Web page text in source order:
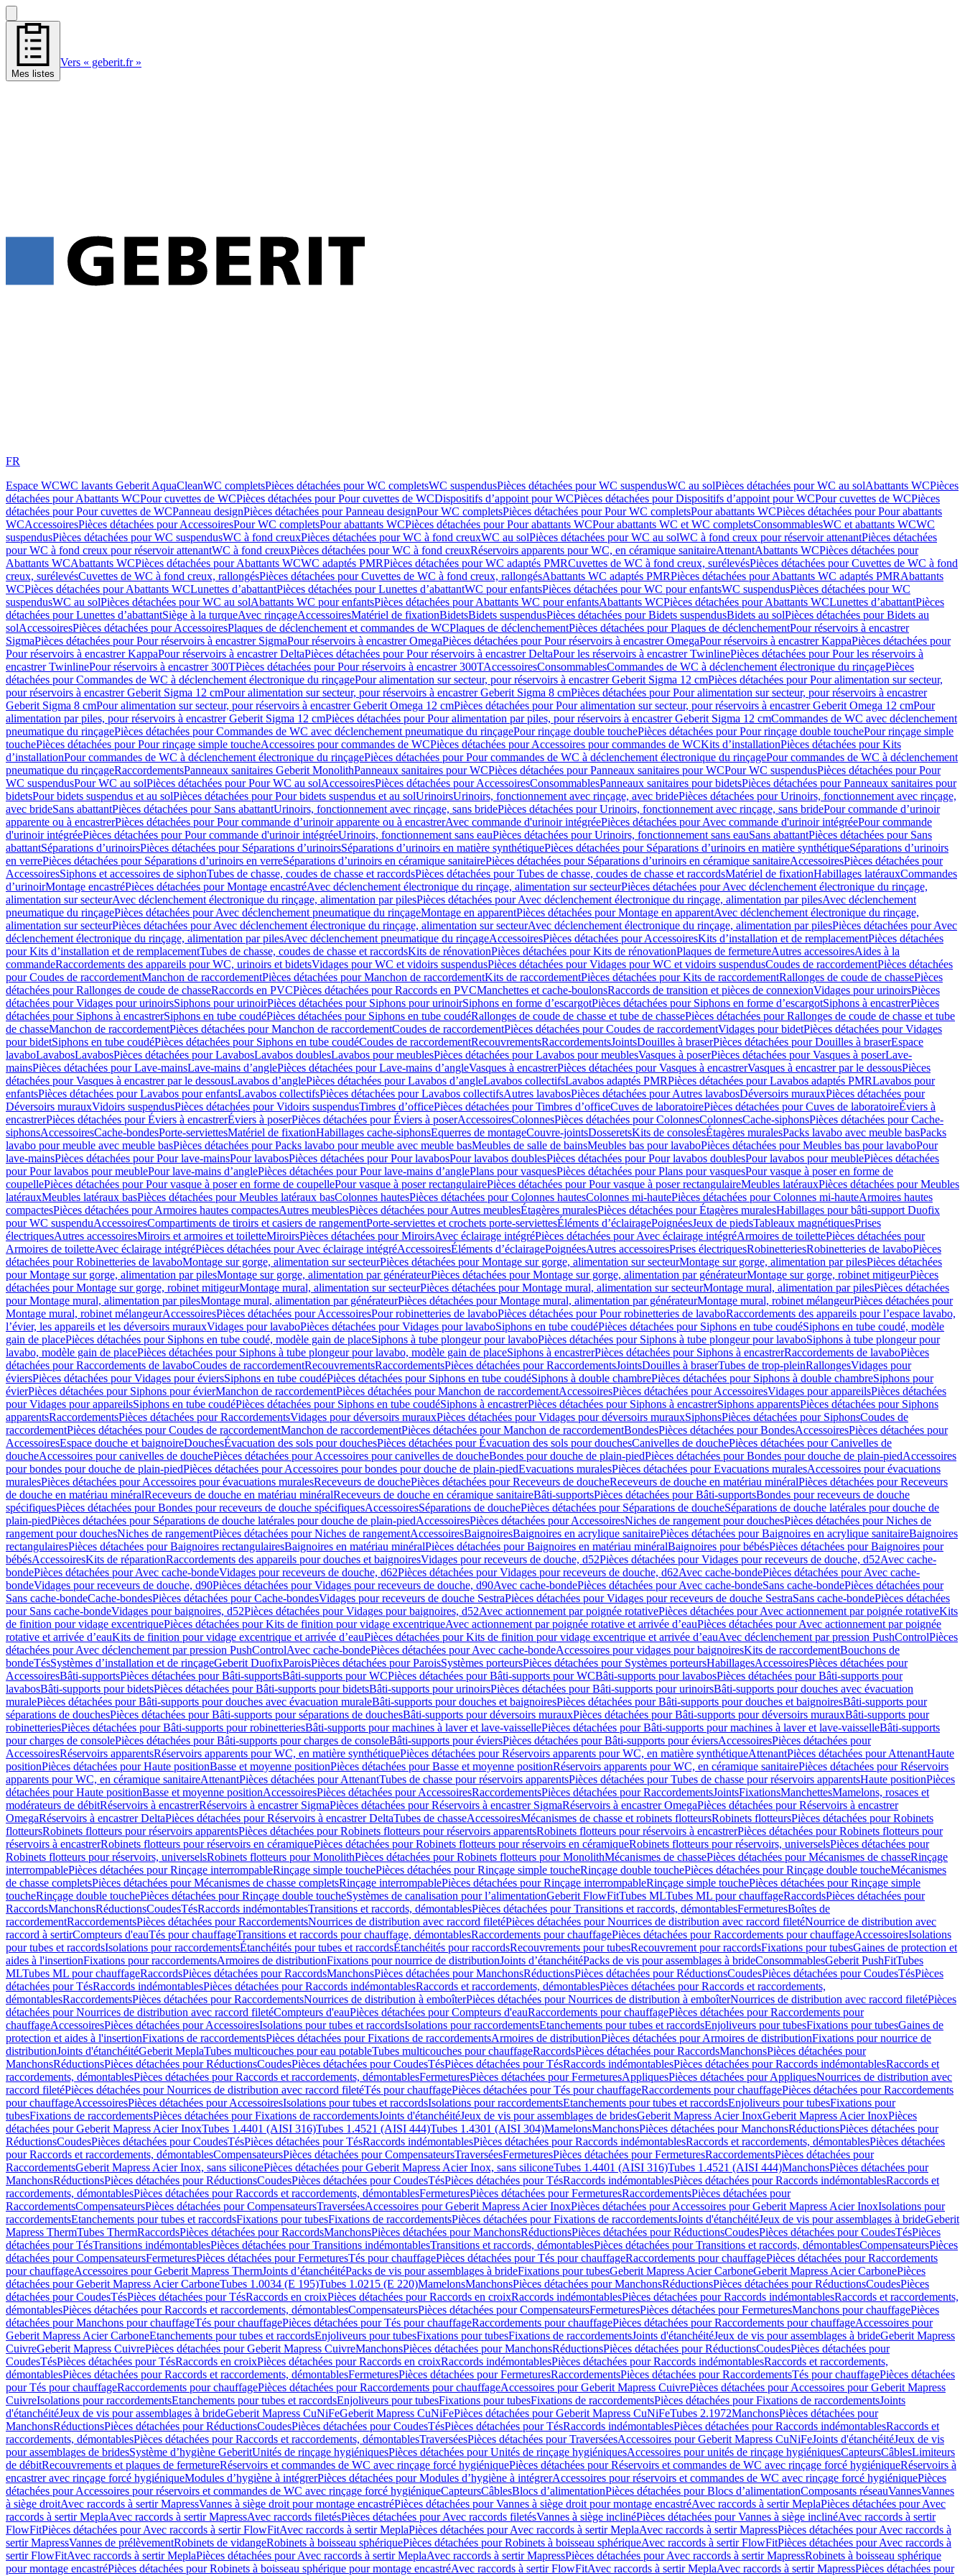
Mes listes
Vers « geberit.fr »
FR
Espace WCWC lavants Geberit AquaCleanWC completsPièces détachées pour WC completsWC suspendusPièces détachées pour WC suspendusWC au solPièces détachées pour WC au solAbattants WCPièces
détachées pour Abattants WCPour cuvettes de WCPièces détachées pour Pour cuvettes de WCDispositifs d’appoint pour WCPièces détachées pour Dispositifs d’appoint pour WCPour cuvettes de WCPièces
détachées pour Pour cuvettes de WCPanneau designPièces détachées pour Panneau designPour WC completsPièces détachées pour Pour WC completsPour abattants WCPièces détachées pour Pour abattants
WCAccessoiresPièces détachées pour AccessoiresPour WC completsPour abattants WCPièces détachées pour Pour abattants WCPour abattants WC et WC completsConsommablesWC et abattants WCWC
suspendusPièces détachées pour WC suspendusWC à fond creuxPièces détachées pour WC à fond creuxWC au solPièces détachées pour WC au solWC à fond creux pour réservoir attenantPièces détachées
pour WC à fond creux pour réservoir attenantWC à fond creuxPièces détachées pour WC à fond creuxRéservoirs apparents pour WC, en céramique sanitaireAttenantAbattants WCPièces détachées pour
Abattants WCAbattants WCPièces détachées pour Abattants WCWC adaptés PMRPièces détachées pour WC adaptés PMRCuvettes de WC à fond creux, surélevésPièces détachées pour Cuvettes de WC à fond
creux, surélevésCuvettes de WC à fond creux, rallongésPièces détachées pour Cuvettes de WC à fond creux, rallongésAbattants WC adaptés PMRPièces détachées pour Abattants WC adaptés PMRAbattants
WCPièces détachées pour Abattants WCLunettes d’abattantPièces détachées pour Lunettes d’abattantWC pour enfantsPièces détachées pour WC pour enfantsWC suspendusPièces détachées pour WC
suspendusWC au solPièces détachées pour WC au solAbattants WC pour enfantsPièces détachées pour Abattants WC pour enfantsAbattants WCPièces détachées pour Abattants WCLunettes d’abattantPièces
détachées pour Lunettes d’abattantSiège à la turqueAvec rinçageAccessoiresMatériel de fixationBidetsBidets suspendusPièces détachées pour Bidets suspendusBidets au solPièces détachées pour Bidets au
solAccessoiresPièces détachées pour AccessoiresPlaques de déclenchement et commandes de WCPlaques de déclenchementPièces détachées pour Plaques de déclenchementPour réservoirs à encastrer
SigmaPièces détachées pour Pour réservoirs à encastrer SigmaPour réservoirs à encastrer OmegaPièces détachées pour Pour réservoirs à encastrer OmegaPour réservoirs à encastrer KappaPièces détachées pour
Pour réservoirs à encastrer KappaPour réservoirs à encastrer DeltaPièces détachées pour Pour réservoirs à encastrer DeltaPour les réservoirs à encastrer TwinlinePièces détachées pour Pour les réservoirs à
encastrer TwinlinePour réservoirs à encastrer 300TPièces détachées pour Pour réservoirs à encastrer 300TAccessoiresConsommablesCommandes de WC à déclenchement électronique du rinçagePièces
détachées pour Commandes de WC à déclenchement électronique du rinçagePour alimentation sur secteur, pour réservoirs à encastrer Geberit Sigma 12 cmPièces détachées pour Pour alimentation sur secteur,
pour réservoirs à encastrer Geberit Sigma 12 cmPour alimentation sur secteur, pour réservoirs à encastrer Geberit Sigma 8 cmPièces détachées pour Pour alimentation sur secteur, pour réservoirs à encastrer
Geberit Sigma 8 cmPour alimentation sur secteur, pour réservoirs à encastrer Geberit Omega 12 cmPièces détachées pour Pour alimentation sur secteur, pour réservoirs à encastrer Geberit Omega 12 cmPour
alimentation par piles, pour réservoirs à encastrer Geberit Sigma 12 cmPièces détachées pour Pour alimentation par piles, pour réservoirs à encastrer Geberit Sigma 12 cmCommandes de WC avec déclenchement
pneumatique du rinçagePièces détachées pour Commandes de WC avec déclenchement pneumatique du rinçagePour rinçage double touchePièces détachées pour Pour rinçage double touchePour rinçage simple
touchePièces détachées pour Pour rinçage simple toucheAccessoires pour commandes de WCPièces détachées pour Accessoires pour commandes de WCKits d’installationPièces détachées pour Kits
d’installationPour commandes de WC à déclenchement électronique du rinçagePièces détachées pour Pour commandes de WC à déclenchement électronique du rinçagePour commandes de WC à déclenchement
pneumatique du rinçageRaccordementsPanneaux sanitaires Geberit MonolithPanneaux sanitaires pour WCPièces détachées pour Panneaux sanitaires pour WCPour WC suspendusPièces détachées pour Pour
WC suspendusPour WC au solPièces détachées pour Pour WC au solAccessoiresPièces détachées pour AccessoiresConsommablesPanneaux sanitaires pour bidetsPièces détachées pour Panneaux sanitaires pour
bidetsPour bidets suspendus et au solPièces détachées pour Pour bidets suspendus et au solUrinoirsUrinoirs, fonctionnement avec rinçage, avec bridePièces détachées pour Urinoirs, fonctionnement avec rinçage,
avec brideSans abattantPièces détachées pour Sans abattantUrinoirs, fonctionnement avec rinçage, sans bridePièces détachées pour Urinoirs, fonctionnement avec rinçage, sans bridePour commande d’urinoir
apparente ou à encastrerPièces détachées pour Pour commande d’urinoir apparente ou à encastrerAvec commande d'urinoir intégréePièces détachées pour Avec commande d'urinoir intégréePour commande
d'urinoir intégréePièces détachées pour Pour commande d'urinoir intégréeUrinoirs, fonctionnement sans eauPièces détachées pour Urinoirs, fonctionnement sans eauSans abattantPièces détachées pour Sans
abattantSéparations d’urinoirsPièces détachées pour Séparations d’urinoirsSéparations d’urinoirs en matière synthétiquePièces détachées pour Séparations d’urinoirs en matière synthétiqueSéparations d’urinoirs
en verrePièces détachées pour Séparations d’urinoirs en verreSéparations d’urinoirs en céramique sanitairePièces détachées pour Séparations d’urinoirs en céramique sanitaireAccessoiresPièces détachées pour
AccessoiresSiphons et accessoires de siphonTubes de chasse, coudes de chasse et raccordsPièces détachées pour Tubes de chasse, coudes de chasse et raccordsMatériel de fixationHabillages latérauxCommandes
dʼurinoirMontage encastréPièces détachées pour Montage encastréAvec déclenchement électronique du rinçage, alimentation sur secteurPièces détachées pour Avec déclenchement électronique du rinçage,
alimentation sur secteurAvec déclenchement électronique du rinçage, alimentation par pilesPièces détachées pour Avec déclenchement électronique du rinçage, alimentation par pilesAvec déclenchement
pneumatique du rinçagePièces détachées pour Avec déclenchement pneumatique du rinçageMontage en apparentPièces détachées pour Montage en apparentAvec déclenchement électronique du rinçage,
alimentation sur secteurPièces détachées pour Avec déclenchement électronique du rinçage, alimentation sur secteurAvec déclenchement électronique du rinçage, alimentation par pilesPièces détachées pour Avec
déclenchement électronique du rinçage, alimentation par pilesAvec déclenchement pneumatique du rinçageAccessoiresPièces détachées pour AccessoiresKits d’installation et de remplacementPièces détachées
pour Kits d’installation et de remplacementTubes de chasse, coudes de chasse et raccordsKits de rénovationPièces détachées pour Kits de rénovationPlaques de fermetureAutres accessoiresAides à la
commandeRaccordements des appareils pour WC, urinoirs et bidetsVidages pour WC et vidoirs suspendusPièces détachées pour Vidages pour WC et vidoirs suspendusCoudes de raccordementPièces détachées
pour Coudes de raccordementManchon de raccordementPièces détachées pour Manchon de raccordementKits de raccordementPièces détachées pour Kits de raccordementRallonges de coude de chassePièces
détachées pour Rallonges de coude de chasseRaccords en PVCPièces détachées pour Raccords en PVCManchettes et cache-boulonsRaccords de transition et pièces de connexionVidages pour urinoirsPièces
détachées pour Vidages pour urinoirsSiphons pour urinoirPièces détachées pour Siphons pour urinoirSiphons en forme d’escargotPièces détachées pour Siphons en forme d’escargotSiphons à encastrerPièces
détachées pour Siphons à encastrerSiphons en tube coudéPièces détachées pour Siphons en tube coudéRallonges de coude de chasse et tube de chassePièces détachées pour Rallonges de coude de chasse et tube
de chasseManchon de raccordementPièces détachées pour Manchon de raccordementCoudes de raccordementPièces détachées pour Coudes de raccordementVidages pour bidetPièces détachées pour Vidages
pour bidetSiphons en tube coudéPièces détachées pour Siphons en tube coudéCoudes de raccordementRecouvrementsRaccordementsJointsDouilles à braserPièces détachées pour Douilles à braserEspace
lavaboLavabosLavabosPièces détachées pour LavabosLavabos doublesLavabos pour meublesPièces détachées pour Lavabos pour meublesVasques à poserPièces détachées pour Vasques à poserLave-
mainsPièces détachées pour Lave-mainsLave-mains d’anglePièces détachées pour Lave-mains d’angleVasques à encastrerPièces détachées pour Vasques à encastrerVasques à encastrer par le dessousPièces
détachées pour Vasques à encastrer par le dessousLavabos d’anglePièces détachées pour Lavabos d’angleLavabos collectifsLavabos adaptés PMRPièces détachées pour Lavabos adaptés PMRLavabos pour
enfantsPièces détachées pour Lavabos pour enfantsLavabos collectifsPièces détachées pour Lavabos collectifsAutres lavabosPièces détachées pour Autres lavabosDéversoirs murauxPièces détachées pour
Déversoirs murauxVidoirs suspendusPièces détachées pour Vidoirs suspendusTimbres dʼofficePièces détachées pour Timbres dʼofficeCuves de laboratoirePièces détachées pour Cuves de laboratoireÉviers à
encastrerPièces détachées pour Éviers à encastrerÉviers à poserPièces détachées pour Éviers à poserAccessoiresColonnesPièces détachées pour ColonnesColonnesCache-siphonsPièces détachées pour Cache-
siphonsAccessoiresCache-bondesPorte-serviettesMatériel de fixationHabillages cache-siphonsEquerres de montageCouvre-jointsDosseretsKits de consolesÉtagères muralesPacks lavabo avec meuble basPacks
lavabo pour meuble avec meuble basPièces détachées pour Packs lavabo pour meuble avec meuble basMeubles de salle de bainsMeubles bas pour lavaboPièces détachées pour Meubles bas pour lavaboPour
lave-mainsPièces détachées pour Pour lave-mainsPour lavabosPièces détachées pour Pour lavabosPour lavabos doublesPièces détachées pour Pour lavabos doublesPour lavabos pour meublePièces détachées
pour Pour lavabos pour meublePour lave-mains d’anglePièces détachées pour Pour lave-mains d’anglePlans pour vasquesPièces détachées pour Plans pour vasquesPour vasque à poser en forme de
coupellePièces détachées pour Pour vasque à poser en forme de coupellePour vasque à poser rectangulairePièces détachées pour Pour vasque à poser rectangulaireMeubles latérauxPièces détachées pour Meubles
latérauxMeubles latéraux basPièces détachées pour Meubles latéraux basColonnes hautesPièces détachées pour Colonnes hautesColonnes mi-hautePièces détachées pour Colonnes mi-hauteArmoires hautes
compactesPièces détachées pour Armoires hautes compactesAutres meublesPièces détachées pour Autres meublesÉtagères muralesPièces détachées pour Étagères muralesHabillages pour bâti-support Duofix
pour WC suspenduAccessoiresCompartiments de tiroirs et casiers de rangementPorte-serviettes et crochets porte-serviettesÉléments d’éclairagePoignéesJeux de piedsTableaux magnétiquesPrises
électriquesAutres accessoiresMiroirs et armoires et toiletteMiroirsPièces détachées pour MiroirsAvec éclairage intégréPièces détachées pour Avec éclairage intégréArmoires de toilettePièces détachées pour
Armoires de toiletteAvec éclairage intégréPièces détachées pour Avec éclairage intégréAccessoiresÉléments d’éclairagePoignéesAutres accessoiresPrises électriquesRobinetteriesRobinetteries de lavaboPièces
détachées pour Robinetteries de lavaboMontage sur gorge, alimentation sur secteurPièces détachées pour Montage sur gorge, alimentation sur secteurMontage sur gorge, alimentation par pilesPièces détachées
pour Montage sur gorge, alimentation par pilesMontage sur gorge, alimentation par générateurPièces détachées pour Montage sur gorge, alimentation par générateurMontage sur gorge, robinet mitigeurPièces
détachées pour Montage sur gorge, robinet mitigeurMontage mural, alimentation sur secteurPièces détachées pour Montage mural, alimentation sur secteurMontage mural, alimentation par pilesPièces détachées
pour Montage mural, alimentation par pilesMontage mural, alimentation par générateurPièces détachées pour Montage mural, alimentation par générateurMontage mural, robinet mélangeurPièces détachées pour
Montage mural, robinet mélangeurAccessoiresPièces détachées pour AccessoiresPour robinetteries de lavaboPièces détachées pour Pour robinetteries de lavaboRaccordements des appareils pour l’espace lavabo,
l’évier, les appareils et les déversoirs murauxVidages pour lavaboPièces détachées pour Vidages pour lavaboSiphons en tube coudéPièces détachées pour Siphons en tube coudéSiphons en tube coudé, modèle
gain de placePièces détachées pour Siphons en tube coudé, modèle gain de placeSiphons à tube plongeur pour lavaboPièces détachées pour Siphons à tube plongeur pour lavaboSiphons à tube plongeur pour
lavabo, modèle gain de placePièces détachées pour Siphons à tube plongeur pour lavabo, modèle gain de placeSiphons à encastrerPièces détachées pour Siphons à encastrerRaccordements de lavaboPièces
détachées pour Raccordements de lavaboCoudes de raccordementRecouvrementsRaccordementsPièces détachées pour RaccordementsJointsDouilles à braserTubes de trop-pleinRallongesVidages pour
éviersPièces détachées pour Vidages pour éviersSiphons en tube coudéPièces détachées pour Siphons en tube coudéSiphons à double chambrePièces détachées pour Siphons à double chambreSiphons pour
évierPièces détachées pour Siphons pour évierManchon de raccordementPièces détachées pour Manchon de raccordementAccessoiresPièces détachées pour AccessoiresVidages pour appareilsPièces détachées
pour Vidages pour appareilsSiphons en tube coudéPièces détachées pour Siphons en tube coudéSiphons à encastrerPièces détachées pour Siphons à encastrerSiphons apparentsPièces détachées pour Siphons
apparentsRaccordementsPièces détachées pour RaccordementsVidages pour déversoirs murauxPièces détachées pour Vidages pour déversoirs murauxSiphonsPièces détachées pour SiphonsCoudes de
raccordementPièces détachées pour Coudes de raccordementManchon de raccordementPièces détachées pour Manchon de raccordementBondesPièces détachées pour BondesAccessoiresPièces détachées pour
AccessoiresEspace douche et baignoireDouchesÉvacuation des sols pour douchesPièces détachées pour Évacuation des sols pour douchesCanivelles de douchePièces détachées pour Canivelles de
doucheAccessoires pour canivelles de douchePièces détachées pour Accessoires pour canivelles de doucheBondes pour douche de plain-piedPièces détachées pour Bondes pour douche de plain-piedAccessoires
pour bondes pour douche de plain-piedPièces détachées pour Accessoires pour bondes pour douche de plain-piedEvacuations muralesPièces détachées pour Evacuations muralesAccessoires pour évacuations
muralesPièces détachées pour Accessoires pour évacuations muralesReceveurs de douchePièces détachées pour Receveurs de doucheReceveurs de douche en matériau minéralPièces détachées pour Receveurs
de douche en matériau minéralReceveurs de douche en matériau minéralReceveurs de douche en céramique sanitaireBâti-supportsPièces détachées pour Bâti-supportsBondes pour receveurs de douche
spécifiquesPièces détachées pour Bondes pour receveurs de douche spécifiquesAccessoiresSéparations de douchePièces détachées pour Séparations de doucheSéparations de douche latérales pour douche de
plain-piedPièces détachées pour Séparations de douche latérales pour douche de plain-piedAccessoiresPièces détachées pour AccessoiresNiches de rangement pour douchesPièces détachées pour Niches de
rangement pour douchesNiches de rangementPièces détachées pour Niches de rangementAccessoiresBaignoiresBaignoires en acrylique sanitairePièces détachées pour Baignoires en acrylique sanitaireBaignoires
rectangulairesPièces détachées pour Baignoires rectangulairesBaignoires en matériau minéralPièces détachées pour Baignoires en matériau minéralBaignoires pour bébésPièces détachées pour Baignoires pour
bébésAccessoiresKits de réparationRaccordements des appareils pour douches et baignoiresVidages pour receveurs de douche, d52Pièces détachées pour Vidages pour receveurs de douche, d52Avec cache-
bondePièces détachées pour Avec cache-bondeVidages pour receveurs de douche, d62Pièces détachées pour Vidages pour receveurs de douche, d62Avec cache-bondePièces détachées pour Avec cache-
bondeVidages pour receveurs de douche, d90Pièces détachées pour Vidages pour receveurs de douche, d90Avec cache-bondePièces détachées pour Avec cache-bondeSans cache-bondePièces détachées pour
Sans cache-bondeCache-bondesPièces détachées pour Cache-bondesVidages pour receveurs de douche SestraPièces détachées pour Vidages pour receveurs de douche SestraSans cache-bondePièces détachées
pour Sans cache-bondeVidages pour baignoires, d52Pièces détachées pour Vidages pour baignoires, d52Avec actionnement par poignée rotativePièces détachées pour Avec actionnement par poignée rotativeKits
de finition pour vidage excentriquePièces détachées pour Kits de finition pour vidage excentriqueAvec actionnement par poignée rotative et arrivée d’eauPièces détachées pour Avec actionnement par poignée
rotative et arrivée d’eauKits de finition pour vidage excentrique et arrivée d’eauPièces détachées pour Kits de finition pour vidage excentrique et arrivée d’eauAvec déclenchement par pression PushControlPièces
détachées pour Avec déclenchement par pression PushControlAvec cache-bondePièces détachées pour Avec cache-bondeAccessoires pour vidages pour baignoiresKits de raccordementBouchons de
bondeTésSystèmes d’installation et de rinçageGeberit DuofixParoisPièces détachées pour ParoisSystèmes porteursPièces détachées pour Systèmes porteursHabillagesAccessoiresPièces détachées pour
AccessoiresBâti-supportsPièces détachées pour Bâti-supportsBâti-supports pour WCPièces détachées pour Bâti-supports pour WCBâti-supports pour lavabosPièces détachées pour Bâti-supports pour
lavabosBâti-supports pour bidetsPièces détachées pour Bâti-supports pour bidetsBâti-supports pour urinoirsPièces détachées pour Bâti-supports pour urinoirsBâti-supports pour douches avec évacuation
muralePièces détachées pour Bâti-supports pour douches avec évacuation muraleBâti-supports pour douches et baignoiresPièces détachées pour Bâti-supports pour douches et baignoiresBâti-supports pour
séparations de douchesPièces détachées pour Bâti-supports pour séparations de douchesBâti-supports pour déversoirs murauxPièces détachées pour Bâti-supports pour déversoirs murauxBâti-supports pour
robinetteriesPièces détachées pour Bâti-supports pour robinetteriesBâti-supports pour machines à laver et lave-vaissellePièces détachées pour Bâti-supports pour machines à laver et lave-vaisselleBâti-supports
pour charges de consolePièces détachées pour Bâti-supports pour charges de consoleBâti-supports pour éviersPièces détachées pour Bâti-supports pour éviersAccessoiresPièces détachées pour
AccessoiresRéservoirs apparentsRéservoirs apparents pour WC, en matière synthétiquePièces détachées pour Réservoirs apparents pour WC, en matière synthétiqueAttenantPièces détachées pour AttenantHaute
positionPièces détachées pour Haute positionBasse et moyenne positionPièces détachées pour Basse et moyenne positionRéservoirs apparents pour WC, en céramique sanitairePièces détachées pour Réservoirs
apparents pour WC, en céramique sanitaireAttenantPièces détachées pour AttenantTubes de chasse pour réservoirs apparentsPièces détachées pour Tubes de chasse pour réservoirs apparentsHaute positionPièces
détachées pour Haute positionBasse et moyenne positionAccessoiresPièces détachées pour AccessoiresRaccordementsPièces détachées pour RaccordementsJointsFixationsManchettesMamelons, rosaces et
modérateurs de débitRéservoirs à encastrerRéservoirs à encastrer SigmaPièces détachées pour Réservoirs à encastrer SigmaRéservoirs à encastrer OmegaPièces détachées pour Réservoirs à encastrer
OmegaRéservoirs à encastrer DeltaPièces détachées pour Réservoirs à encastrer DeltaTubes de chasseAccessoiresMécanismes de chasse et robinets flotteursRobinets flotteursPièces détachées pour Robinets
flotteursRobinets flotteurs pour réservoirs apparentsPièces détachées pour Robinets flotteurs pour réservoirs apparentsRobinets flotteurs pour réservoirs à encastrerPièces détachées pour Robinets flotteurs pour
réservoirs à encastrerRobinets flotteurs pour réservoirs en céramiquePièces détachées pour Robinets flotteurs pour réservoirs en céramiqueRobinets flotteurs pour réservoirs, universelsPièces détachées pour
Robinets flotteurs pour réservoirs, universelsRobinets flotteurs pour MonolithPièces détachées pour Robinets flotteurs pour MonolithMécanismes de chassePièces détachées pour Mécanismes de chasseRinçage
interrompablePièces détachées pour Rinçage interrompableRinçage simple touchePièces détachées pour Rinçage simple toucheRinçage double touchePièces détachées pour Rinçage double toucheMécanismes
de chasse completsPièces détachées pour Mécanismes de chasse completsRinçage interrompablePièces détachées pour Rinçage interrompableRinçage simple touchePièces détachées pour Rinçage simple
toucheRinçage double touchePièces détachées pour Rinçage double toucheSystèmes de canalisation pour l’alimentationGeberit FlowFitTubes MLTubes ML pour chauffageRaccordsPièces détachées pour
RaccordsManchonsRéductionsCoudesTésRaccords indémontablesTransitions et raccords, démontablesPièces détachées pour Transitions et raccords, démontablesFermeturesBoîtes de
raccordementRaccordementsPièces détachées pour RaccordementsNourrices de distribution avec raccord filetéPièces détachées pour Nourrices de distribution avec raccord filetéNourrice de distribution avec
raccord à sertirCompteurs d'eauTés pour chauffageTransitions et raccords pour chauffage, démontablesRaccordements pour chauffagePièces détachées pour Raccordements pour chauffageAccessoiresIsolations
pour tubes et raccordsIsolations pour raccordementsÉtanchéités pour tubes et raccordsÉtanchéités pour raccordsRecouvrements pour tubesRecouvrement pour raccordsFixations pour tubesGaines de protection et
aides à l'insertionFixations pour raccordementsArmoires de distributionFixations pour nourrice de distributionJoints d’étanchéitéPacks de vis pour assemblages à brideConsommablesGeberit PushFitTubes
MLTubes ML pour chauffageRaccordsPièces détachées pour RaccordsManchonsPièces détachées pour ManchonsRéductionsPièces détachées pour RéductionsCoudesPièces détachées pour CoudesTésPièces
détachées pour TésRaccords indémontablesPièces détachées pour Raccords indémontablesRaccords et raccordements, démontablesPièces détachées pour Raccords et raccordements,
démontablesRaccordementsPièces détachées pour RaccordementsNourrices de distribution à emboîterPièces détachées pour Nourrices de distribution à emboîterNourrices de distribution avec raccord filetéPièces
détachées pour Nourrices de distribution avec raccord filetéCompteurs d'eauPièces détachées pour Compteurs d'eauRaccordements pour chauffagePièces détachées pour Raccordements pour
chauffageAccessoiresPièces détachées pour AccessoiresIsolations pour tubes et raccordsIsolations pour raccordementsEtanchements pour tubes et raccordsEnjoliveurs pour tubesFixations pour tubesGaines de
protection et aides à l'insertionFixations de raccordementsPièces détachées pour Fixations de raccordementsArmoires de distributionPièces détachées pour Armoires de distributionFixations pour nourrice de
distributionJoints d'étanchéitéGeberit MeplaTubes multicouches pour eau potableTubes multicouches pour chauffageRaccordsPièces détachées pour RaccordsManchonsPièces détachées pour
ManchonsRéductionsPièces détachées pour RéductionsCoudesPièces détachées pour CoudesTésPièces détachées pour TésRaccords indémontablesPièces détachées pour Raccords indémontablesRaccords et
raccordements, démontablesPièces détachées pour Raccords et raccordements, démontablesFermeturesPièces détachées pour FermeturesAppliquesPièces détachées pour AppliquesNourrices de distribution avec
raccord filetéPièces détachées pour Nourrices de distribution avec raccord filetéTés pour chauffagePièces détachées pour Tés pour chauffageRaccordements pour chauffagePièces détachées pour Raccordements
pour chauffageAccessoiresPièces détachées pour AccessoiresIsolations pour tubes et raccordsIsolations pour raccordementsEtanchements pour tubes et raccordsEnjoliveurs pour tubesFixations pour
tubesFixations de raccordementsPièces détachées pour Fixations de raccordementsJoints d'étanchéitéJeux de vis pour assemblages de bridesGeberit Mapress Acier InoxGeberit Mapress Acier InoxPièces
détachées pour Geberit Mapress Acier InoxTubes 1.4401 (AISI 316)Tubes 1.4521 (AISI 444)Tubes 1.4301 (AISI 304)MamelonsManchonsPièces détachées pour ManchonsRéductionsPièces détachées pour
RéductionsCoudesPièces détachées pour CoudesTésPièces détachées pour TésRaccords indémontablesPièces détachées pour Raccords indémontablesRaccords et raccordements, démontablesPièces détachées
pour Raccords et raccordements, démontablesCompensateursPièces détachées pour CompensateursTraverséesFermeturesPièces détachées pour FermeturesRaccordementsPièces détachées pour
RaccordementsGeberit Mapress Acier Inox, sans siliconePièces détachées pour Geberit Mapress Acier Inox, sans siliconeTubes 1.4401 (AISI 316)Tubes 1.4521 (AISI 444)ManchonsPièces détachées pour
ManchonsRéductionsPièces détachées pour RéductionsCoudesPièces détachées pour CoudesTésPièces détachées pour TésRaccords indémontablesPièces détachées pour Raccords indémontablesRaccords et
raccordements, démontablesPièces détachées pour Raccords et raccordements, démontablesFermeturesPièces détachées pour FermeturesRaccordementsPièces détachées pour
RaccordementsCompensateursPièces détachées pour CompensateursTraverséesAccessoires pour Geberit Mapress Acier InoxPièces détachées pour Accessoires pour Geberit Mapress Acier InoxIsolations pour
raccordementsEtanchements pour tubes et raccordsFixations pour tubesFixations de raccordementsPièces détachées pour Fixations de raccordementsJoints d'étanchéitéJeux de vis pour assemblages à brideGeberit
Mapress ThermTubes ThermRaccordsPièces détachées pour RaccordsManchonsPièces détachées pour ManchonsRéductionsPièces détachées pour RéductionsCoudesPièces détachées pour CoudesTésPièces
détachées pour TésTransitions indémontablesPièces détachées pour Transitions indémontablesTransitions et raccords, démontablesPièces détachées pour Transitions et raccords, démontablesCompensateursPièces
détachées pour CompensateursFermeturesPièces détachées pour FermeturesTés pour chauffagePièces détachées pour Tés pour chauffageRaccordements pour chauffagePièces détachées pour Raccordements
pour chauffageAccessoires pour Geberit Mapress ThermJoints d’étanchéitéPacks de vis pour assemblages à brideFixations pour tubesGeberit Mapress Acier CarboneGeberit Mapress Acier CarbonePièces
détachées pour Geberit Mapress Acier CarboneTubes 1.0034 (E 195)Tubes 1.0215 (E 220)MamelonsManchonsPièces détachées pour ManchonsRéductionsPièces détachées pour RéductionsCoudesPièces
détachées pour CoudesTésPièces détachées pour TésRaccords en croixPièces détachées pour Raccords en croixRaccords indémontablesPièces détachées pour Raccords indémontablesRaccords et raccordements,
démontablesPièces détachées pour Raccords et raccordements, démontablesCompensateursPièces détachées pour CompensateursFermeturesPièces détachées pour FermeturesManchons pour chauffagePièces
détachées pour Manchons pour chauffageTés pour chauffagePièces détachées pour Tés pour chauffageRaccordements pour chauffagePièces détachées pour Raccordements pour chauffageAccessoires pour
Geberit Mapress Acier CarboneEtanchements pour tubes et raccordsEnjoliveurs pour tubesFixations pour tubesFixations de raccordementsJoints d'étanchéitéJeux de vis pour assemblages à brideGeberit Mapress
CuivreGeberit Mapress CuivrePièces détachées pour Geberit Mapress CuivreManchonsPièces détachées pour ManchonsRéductionsPièces détachées pour RéductionsCoudesPièces détachées pour
CoudesTésPièces détachées pour TésRaccords en croixPièces détachées pour Raccords en croixRaccords indémontablesPièces détachées pour Raccords indémontablesRaccords et raccordements,
démontablesPièces détachées pour Raccords et raccordements, démontablesFermeturesPièces détachées pour FermeturesRaccordementsPièces détachées pour RaccordementsTés pour chauffagePièces détachées
pour Tés pour chauffageRaccordements pour chauffagePièces détachées pour Raccordements pour chauffageAccessoires pour Geberit Mapress CuivrePièces détachées pour Accessoires pour Geberit Mapress
CuivreIsolations pour raccordementsEtanchements pour tubes et raccordsEnjoliveurs pour tubesFixations pour tubesFixations de raccordementsPièces détachées pour Fixations de raccordementsJoints
d'étanchéitéJeux de vis pour assemblages à brideGeberit Mapress CuNiFeGeberit Mapress CuNiFePièces détachées pour Geberit Mapress CuNiFeTubes 2.1972ManchonsPièces détachées pour
ManchonsRéductionsPièces détachées pour RéductionsCoudesPièces détachées pour CoudesTésPièces détachées pour TésRaccords indémontablesPièces détachées pour Raccords indémontablesRaccords et
raccordements, démontablesPièces détachées pour Raccords et raccordements, démontablesTraverséesPièces détachées pour TraverséesAccessoires pour Geberit Mapress CuNiFeJoints d'étanchéitéJeux de vis
pour assemblages de bridesSystème d’hygiène GeberitUnités de rinçage hygiéniquesPièces détachées pour Unités de rinçage hygiéniquesAccessoires pour unités de rinçage hygiéniquesCapteursCâblesLimiteurs
de débitRecouvrements et plaques de fermetureRéservoirs et commandes de WC avec rinçage forcé hygiéniquePièces détachées pour Réservoirs et commandes de WC avec rinçage forcé hygiéniqueRéservoirs à
encastrer avec rinçage forcé hygiéniqueModules d’hygiène à intégrerPièces détachées pour Modules d’hygiène à intégrerAccessoires pour réservoirs et commandes de WC avec rinçage forcé hygiéniquePièces
détachées pour Accessoires pour réservoirs et commandes de WC avec rinçage forcé hygiéniqueCapteursCâblesBlocs d’alimentationPièces détachées pour Blocs d’alimentationComposants réseauVannesVannes
à siège droitAvec raccords à sertir MapressVannes à siège droit pour montage encastréPièces détachées pour Vannes à siège droit pour montage encastréAvec raccords à sertir MeplaPièces détachées pour Avec
raccords à sertir MeplaAvec raccords à sertir MapressAvec raccords filetésPièces détachées pour Avec raccords filetésVannes à siège inclinéPièces détachées pour Vannes à siège inclinéAvec raccords à sertir
FlowFitPièces détachées pour Avec raccords à sertir FlowFitAvec raccords à sertir MeplaPièces détachées pour Avec raccords à sertir MeplaAvec raccords à sertir MapressPièces détachées pour Avec raccords à
sertir MapressVannes de prélèvementRobinets de vidangeRobinets à boisseau sphériquePièces détachées pour Robinets à boisseau sphériqueAvec raccords à sertir FlowFitPièces détachées pour Avec raccords à
sertir FlowFitAvec raccords à sertir MeplaPièces détachées pour Avec raccords à sertir MeplaAvec raccords à sertir MapressPièces détachées pour Avec raccords à sertir MapressRobinets à boisseau sphérique
pour montage encastréPièces détachées pour Robinets à boisseau sphérique pour montage encastréAvec raccords à sertir FlowFitAvec raccords à sertir MeplaAvec raccords à sertir MapressPièces détachées pour